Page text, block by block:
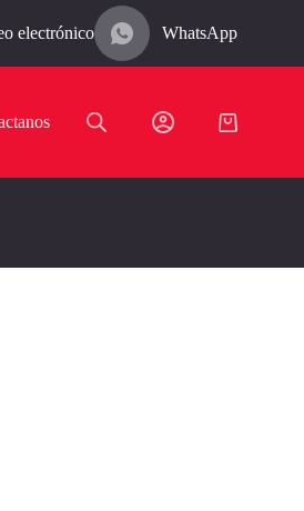
electrónico WhatsApp
Carro